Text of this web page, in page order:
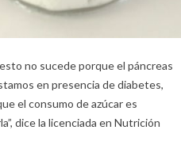
no sucede porque el páncreas
en presencia de diabetes,
el consumo de azúcar es
dice la licenciada en Nutrición